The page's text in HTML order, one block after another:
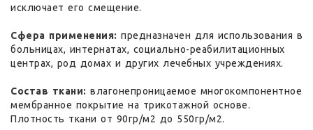
исключает его смещение.
Сфера применения: предназначен для использования в
больницах, интернатах, социально-реабилитационных
центрах, род домах и других лечебных учреждениях.
Состав ткани: влагонепроницаемое многокомпонентное
мембранное покрытие на трикотажной основе.
Плотность ткани от 90гр/м2 до 550гр/м2.